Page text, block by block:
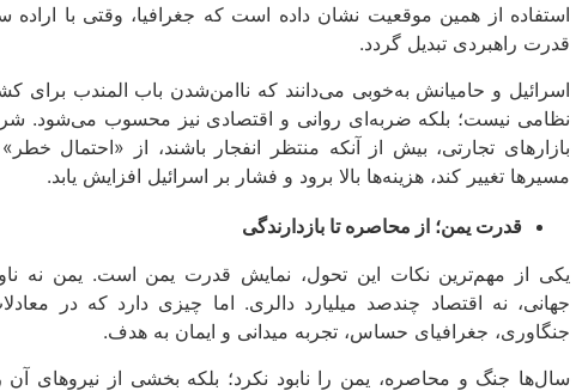
استفاده از همین موقعیت نشان داده است که جغرافیا، وقتی با
قدرت راهبردی تبدیل گردد.
اسرائیل و حامیانش به‌خوبی می‌دانند که ناامن‌شدن باب‌ المندب برای
نظامی نیست؛ بلکه ضربه‌ای روانی و اقتصادی نیز محسوب می‌شود.
بازارهای تجارتی، بیش از آنکه منتظر انفجار باشند، از «احتمال
مسیرها تغییر کند، هزینه‌ها بالا برود و فشار بر اسرائیل افزایش یابد.
قدرت یمن؛ از محاصره تا بازدارندگی
یکی از مهم‌ترین نکات این تحول، نمایش قدرت یمن است. یمن نه
جهانی، نه اقتصاد چندصد میلیارد دالری. اما چیزی دارد که در
جنگاوری، جغرافیای حساس، تجربه میدانی و ایمان به هدف.
سال‌ها جنگ و محاصره، یمن را نابود نکرد؛ بلکه بخشی از